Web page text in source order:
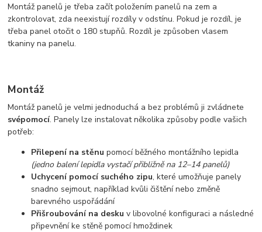
Montáž panelů je třeba začít položením panelů na zem a
zkontrolovat, zda neexistují rozdíly v odstínu. Pokud je rozdíl, je
třeba panel otočit o 180 stupňů. Rozdíl je způsoben vlasem
tkaniny na panelu.
Montáž
Montáž panelů je velmi jednoduchá a bez problémů ji zvládnete
svépomocí. Panely lze instalovat několika způsoby podle vašich
potřeb:
Přilepení na stěnu pomocí běžného montážního lepidla
(jedno balení lepidla vystačí přibližně na 12–14 panelů)
Uchycení pomocí suchého zipu, které umožňuje panely
snadno sejmout, například kvůli čištění nebo změně
barevného uspořádání
Přišroubování na desku v libovolné konfiguraci a následné
připevnění ke stěně pomocí hmoždinek